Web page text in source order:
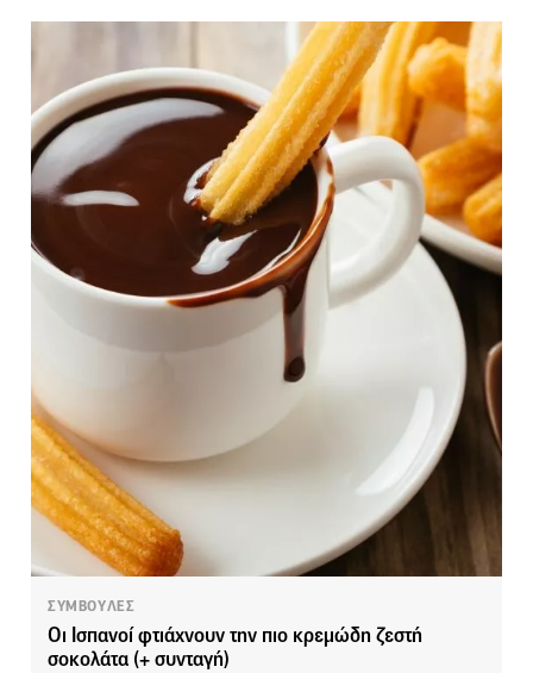
ΣΥΜΒΟΥΛΕΣ
Οι Ισπανοί φτιάχνουν την πιο κρεμώδη ζεστή
σοκολάτα (+ συνταγή)